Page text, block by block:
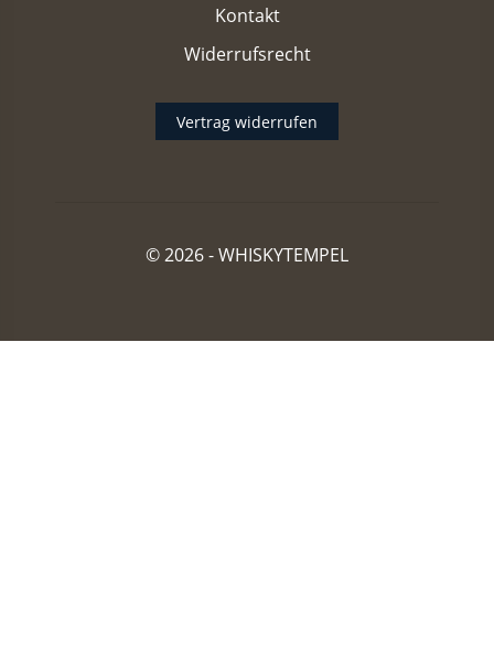
Kontakt
Widerrufsrecht
Vertrag widerrufen
© 2026 -WHISKYTEMPEL